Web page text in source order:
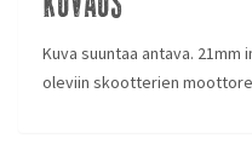
Kuva suuntaa antava. 21mm
oleviin skootterien